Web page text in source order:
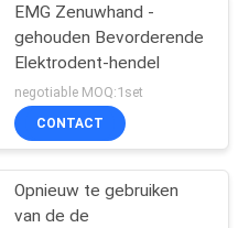
van
EMG Zenuwhand -
gehouden Bevorderende
Elektrodent-hendel
negotiable MOQ:1set
CONTACT
Opnieuw te gebruiken
van de de